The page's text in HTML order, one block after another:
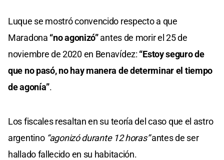
Luque se mostró convencido respecto a que
Maradona “no agonizó”antes de morir el 25 de
noviembre de 2020 en Benavídez: “Estoy seguro de
que no pasó, no hay manera de determinar el tiempo
de agonía”.
Los fiscales resaltan en su teoría del caso que el astro
argentino“agonizó durante 12 horas”antes de ser
hallado fallecido en su habitación.